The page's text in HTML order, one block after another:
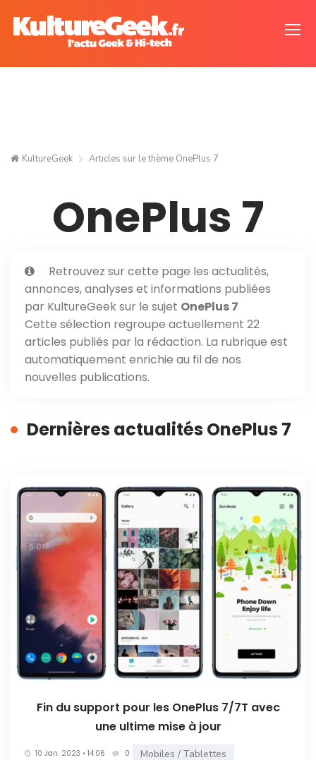
KultureGeek Articles sur le thème OnePlus 7
OnePlus 7
Retrouvez sur cette page les actualités,
annonces, analyses et informations publiées
par KultureGeek sur le sujet OnePlus 7
Cette sélection regroupe actuellement 22
articles publiés par la rédaction. La rubrique est
automatiquement enrichie au fil de nos
nouvelles publications.
Dernières actualités OnePlus 7
Fin du support pour les OnePlus 7/7T avec
une ultime mise à jour
10 Jan. 2023 • 14:06 0 Mobiles / Tablettes